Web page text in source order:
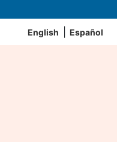
English Español